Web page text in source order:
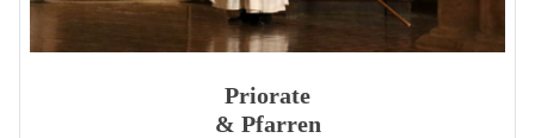
Priorate
& Pfarren